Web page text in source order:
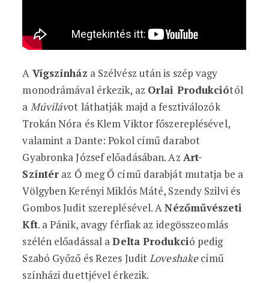
A Vígszínház a Szélvész után is szép vagy
monodrámával érkezik, az Orlai Produkciótól
a Múvilávot láthatják majd a fesztiválozók
Trokán Nóra és Klem Viktor főszereplésével,
valamint a Dante: Pokol című darabot
Gyabronka József előadásában. Az Art-
Színtér az Ő meg Ő című darabját mutatja be a
Völgyben Kerényi Miklós Máté, Szendy Szilvi és
Gombos Judit szereplésével. ANézőművészeti
Kft. a Pánik, avagy férfiak az idegösszeomlás
szélén előadással aDelta Produkció pedig
Szabó Győző és Rezes JuditLoveshakecímű
színházi duettjével érkezik.